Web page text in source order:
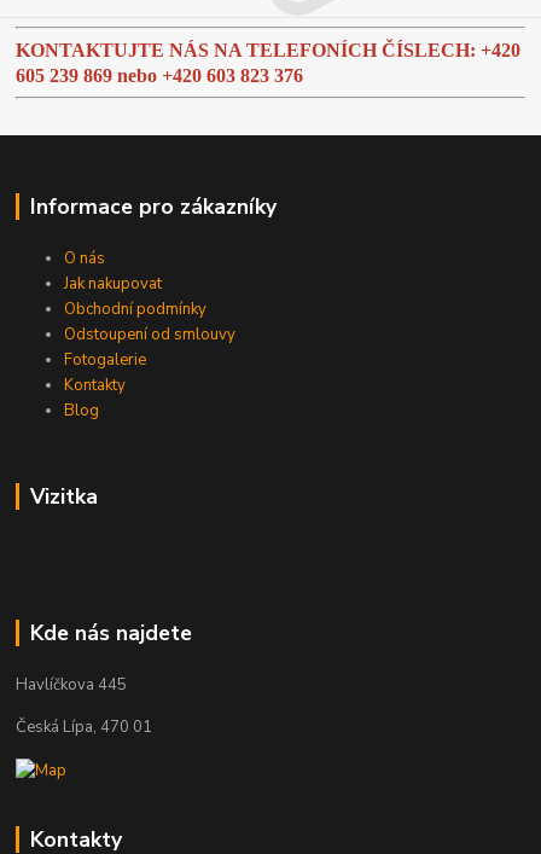
KONTAKTUJTE NÁS NA TELEFONÍCH ČÍSLECH: +420
605 239 869 nebo+420 603 823 376
Informace pro zákazníky
O nás
Jak nakupovat
Obchodní podmínky
Odstoupení od smlouvy
Fotogalerie
Kontakty
Blog
Vizitka
Kde nás najdete
Havlíčkova 445
Česká Lípa, 470 01
Kontakty